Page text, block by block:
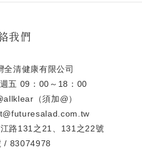
我們
全清健康有限公司
五 09：00～18：00
（須加@）
路131之21、131之22號
/ 83074978